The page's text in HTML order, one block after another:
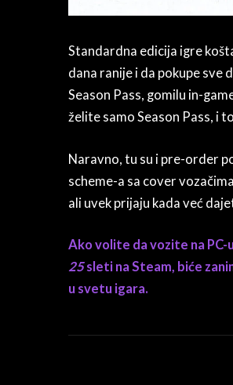
Standardna edicija igre
dana ranije i da pokupe sve
Season Pass, gomilu in-
želite samo Season Pass, i
Naravno, tu su i pre-order
scheme-a sa cover
ali uvek prijaju kada već
Ako volite da vozite na
25sleti na Steam, biće
u svetu igara.